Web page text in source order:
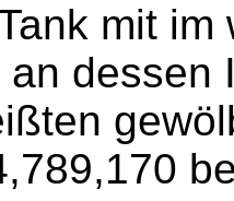
mit
an dessen